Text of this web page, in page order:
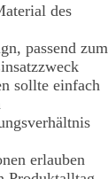
des
passend zum
sollte einfach
erlauben